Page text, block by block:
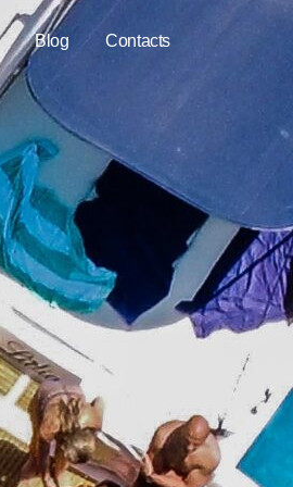
Blog
Contacts